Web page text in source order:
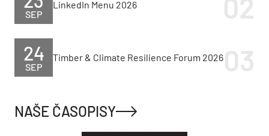
SEP
LinkedIn Menu 2026
SEP
24 Timber & Climate Resilience Forum 2026
NAŠE ČASOPISY